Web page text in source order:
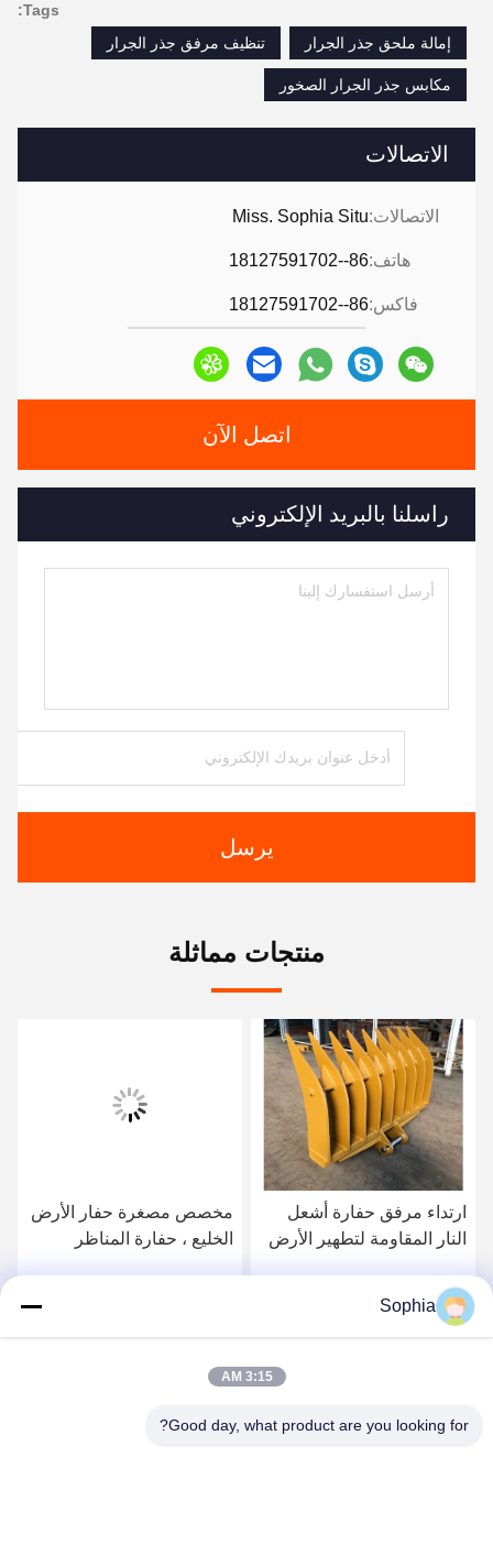
الاتصالات
الاتصالات:Miss. Sophia Situ
هاتف:86--18127591702
فاكس:86--18127591702
اتصل الآن
راسلنا بالبريد الإلكتروني
يرسل
Tags:
إمالة ملحق جذر الجرار
تنظيف مرفق جذر الجرار
مكابس جذر الجرار الصخور
منتجات مماثلة
ارتداء مرفق حفارة أشعل
النار المقاومة لتطهير الأرض
احصل على افضل سعر
مخصص مصغرة حفار الأرض
الخليع ، حفارة المناظر
Sophia
3:15 AM
Good day, what product are you looking for?